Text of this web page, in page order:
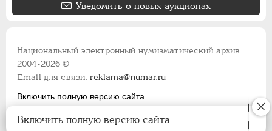
Уведомить о новых аукционах
Национальный электронный нумизматический архив
2004-2026 ©
Email для связи:reklama@numar.ru
Включить полную версию сайта
Включить полную версию сайта